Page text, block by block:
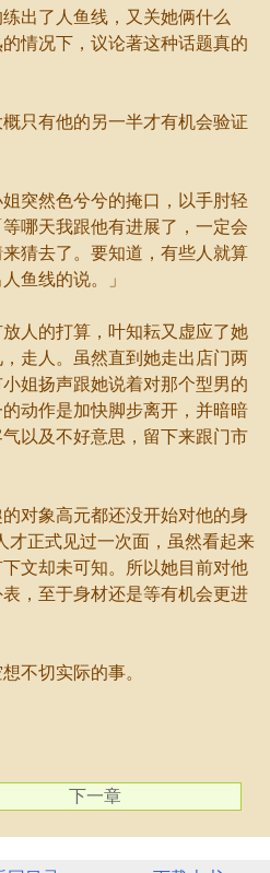
了人鱼线，又关她俩什么
情况下，议论著这种话题真的
有他的另一半才有机会验证
然色兮兮的掩口，以手肘轻
哪天我跟他有进展了，一定会
猜去了。要知道，有些人就算
鱼线的说。」
的打算，叶知耘又虚应了她
走人。虽然直到她走出店门两
姐扬声跟她说着对那个型男的
动作是加快脚步离开，并暗暗
以及不好意思，留下来跟门市
象高元都还没开始对他的身
正式见过一次面，虽然看起来
文却未可知。所以她目前对他
，至于身材还是等有机会更进
切实际的事。
下一章